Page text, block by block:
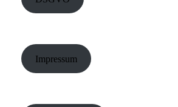
Impressum